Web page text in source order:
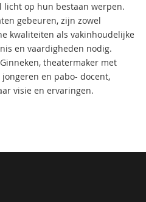
licht op hun bestaan werpen.
gebeuren, zijn zowel
kwaliteiten als vakinhoudelijke
en vaardigheden nodig.
theatermaker met
en pabo- docent,
visie en ervaringen.